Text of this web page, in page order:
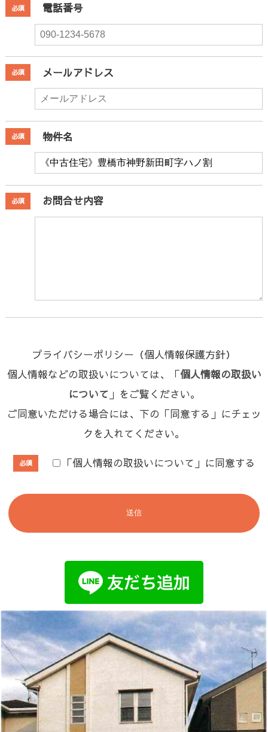
必須 電話番号
必須 メールアドレス
必須 物件名
必須 お問合せ内容
プライバシーポリシー（個人情報保護方針）
個人情報などの取扱いについては、「個人情報の取扱い
について 」をご覧ください。
ご同意いただける場合には、下の「同意する」にチェッ
クを入れてください。
必須 「個人情報の取扱いについて」に同意する